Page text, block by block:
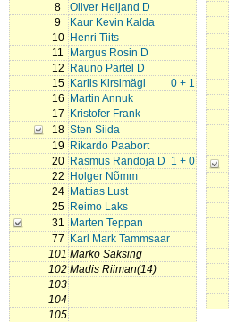
8
Oliver Heljand D
9
Kaur Kevin Kalda
10
Henri Tiits
11
Margus Rosin D
12
Rauno Pärtel D
15
0 + 1
Karlis Kirsimägi
16
Martin Annuk
17
Kristofer Frank
18 Sten Siida
19
Rikardo Paabort
20
1 + 0
Rasmus Randoja D
22
Holger Nõmm
24
Mattias Lust
25
Reimo Laks
31
Marten Teppan
77
Karl Mark Tammsaar
101 Marko Saksing
102 Madis Riiman(14)
103
104
105